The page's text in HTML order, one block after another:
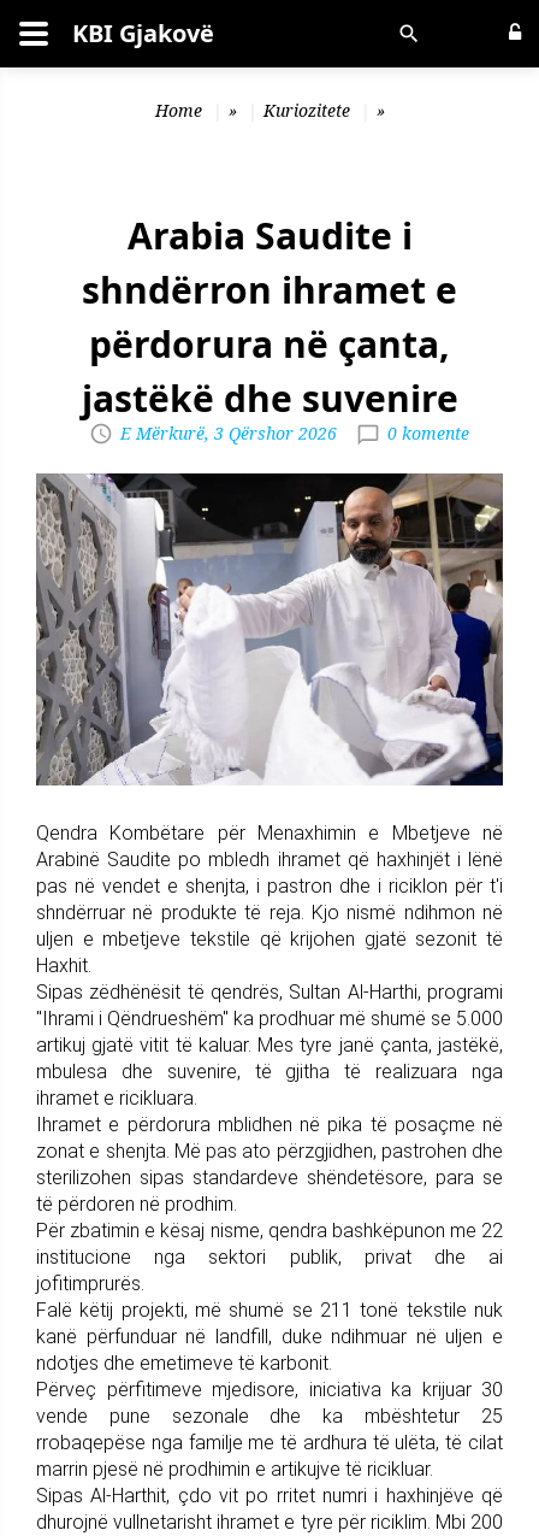
Kërko KBI Gjakovë
Home » Kuriozitete »
Arabia Saudite i
shndërron ihramet e
përdorura në çanta,
jastëkë dhe suvenire
E Mërkurë, 3 Qërshor 2026 0 komente
Qendra Kombëtare për Menaxhimin e Mbetjeve në
Arabinë Saudite po mbledh ihramet që haxhinjët i lënë
pas në vendet e shenjta, i pastron dhe i riciklon për t'i
shndërruar në produkte të reja. Kjo nismë ndihmon në
uljen e mbetjeve tekstile që krijohen gjatë sezonit të
Haxhit.
Sipas zëdhënësit të qendrës, Sultan Al-Harthi, programi
"Ihrami i Qëndrueshëm" ka prodhuar më shumë se 5.000
artikuj gjatë vitit të kaluar. Mes tyre janë çanta, jastëkë,
mbulesa dhe suvenire, të gjitha të realizuara nga
ihramet e ricikluara.
Ihramet e përdorura mblidhen në pika të posaçme në
zonat e shenjta. Më pas ato përzgjidhen, pastrohen dhe
sterilizohen sipas standardeve shëndetësore, para se
të përdoren në prodhim.
Për zbatimin e kësaj nisme, qendra bashkëpunon me 22
institucione nga sektori publik, privat dhe ai
jofitimprurës.
Falë këtij projekti, më shumë se 211 tonë tekstile nuk
kanë përfunduar në landfill, duke ndihmuar në uljen e
ndotjes dhe emetimeve të karbonit.
Përveç përfitimeve mjedisore, iniciativa ka krijuar 30
vende pune sezonale dhe ka mbështetur 25
rrobaqepëse nga familje me të ardhura të ulëta, të cilat
marrin pjesë në prodhimin e artikujve të ricikluar.
Sipas Al-Harthit, çdo vit po rritet numri i haxhinjëve që
dhurojnë vullnetarisht ihramet e tyre për riciklim. Mbi 200